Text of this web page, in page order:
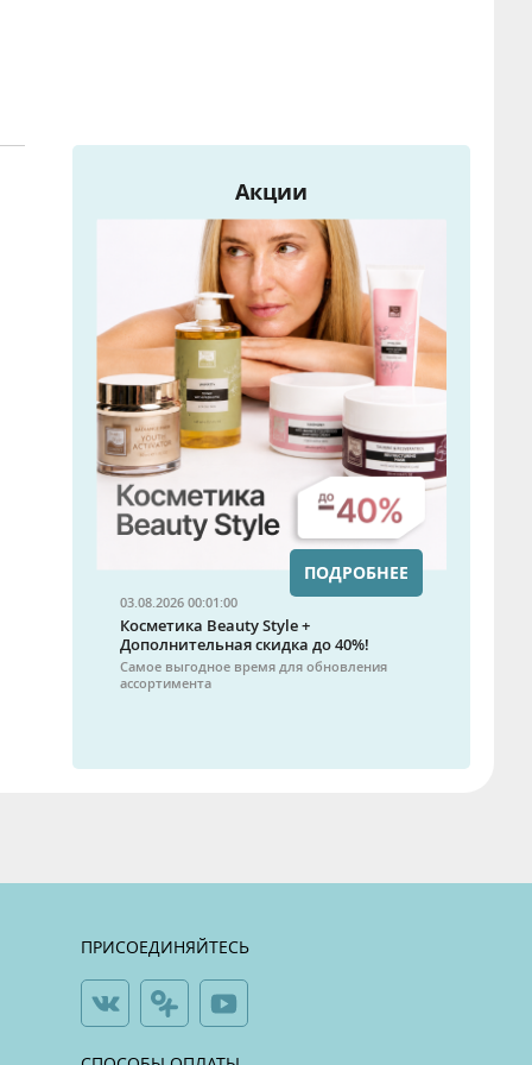
Акции
03.08.2026 00:01:00
Косметика Beauty Style +
Дополнительная скидка до 40%!
Самое выгодное время для обновления
ассортимента
ПОДРОБНЕЕ
ПРИСОЕДИНЯЙТЕСЬ